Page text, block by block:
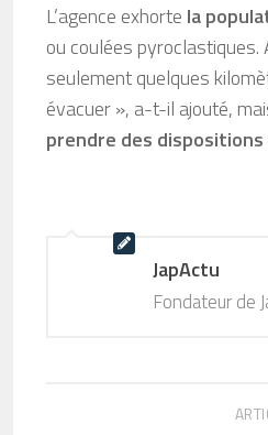
L’agence exhorte la
ou coulées
seulement quelques
évacuer », a-t-il ajouté,
prendre des
JapActu
Fondateur de